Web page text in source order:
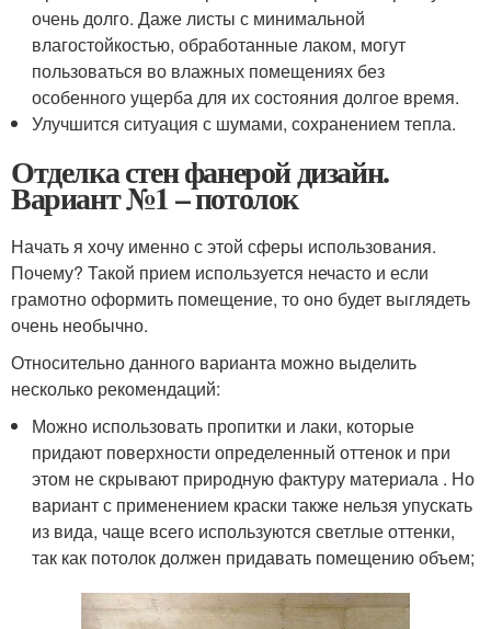
очень долго. Даже листы с минимальной
влагостойкостью, обработанные лаком, могут
пользоваться во влажных помещениях без
особенного ущерба для их состояния долгое время.
Улучшится ситуация с шумами, сохранением тепла.
Отделка стен фанерой дизайн.
Вариант №1 – потолок
Начать я хочу именно с этой сферы использования.
Почему? Такой прием используется нечасто и если
грамотно оформить помещение, то оно будет выглядеть
очень необычно.
Относительно данного варианта можно выделить
несколько рекомендаций:
Можно использовать пропитки и лаки, которые
придают поверхности определенный оттенок и при
этом не скрывают природную фактуру материала . Но
вариант с применением краски также нельзя упускать
из вида, чаще всего используются светлые оттенки,
так как потолок должен придавать помещению объем;